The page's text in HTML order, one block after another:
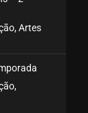
Artes